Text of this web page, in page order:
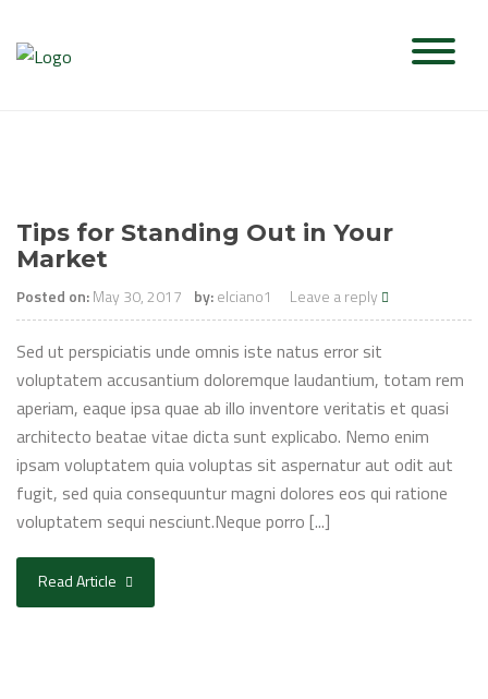
content
Tips for Standing Out in Your
Market
Posted on:May 30, 2017 by:elciano1 Leave a reply
Sed ut perspiciatis unde omnis iste natus error sit
voluptatem accusantium doloremque laudantium, totam rem
aperiam, eaque ipsa quae ab illo inventore veritatis et quasi
architecto beatae vitae dicta sunt explicabo. Nemo enim
ipsam voluptatem quia voluptas sit aspernatur aut odit aut
fugit, sed quia consequuntur magni dolores eos qui ratione
voluptatem sequi nesciunt.Neque porro [...]
Read Article